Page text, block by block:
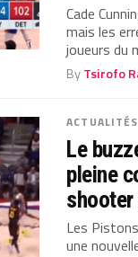
Cade
mais les
joueurs du
ByTsirofo
ACTUALITÉS
Le
pleine
shooter
Les
une